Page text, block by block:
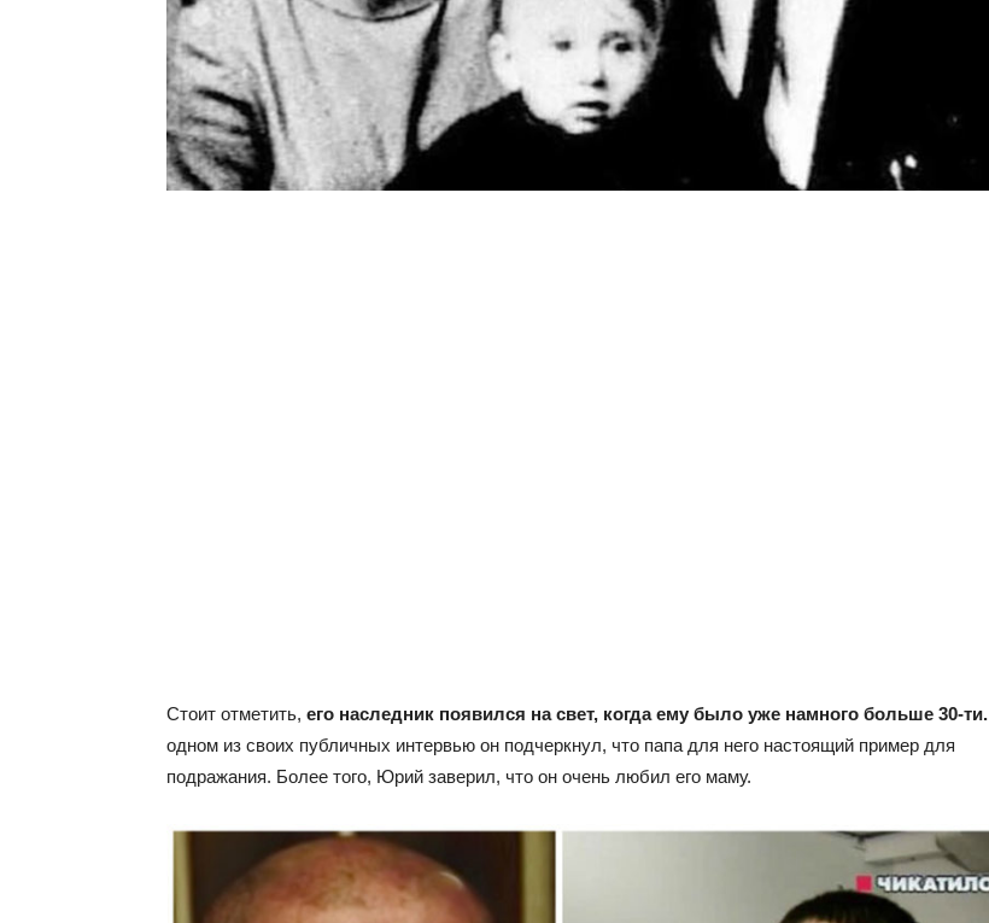
Стоит отметить, его наследник появился на свет, когда ему было уже намного больше 30-ти.
одном из своих публичных интервью он подчеркнул, что папа для него настоящий пример для
подражания. Более того, Юрий заверил, что он очень любил его маму.